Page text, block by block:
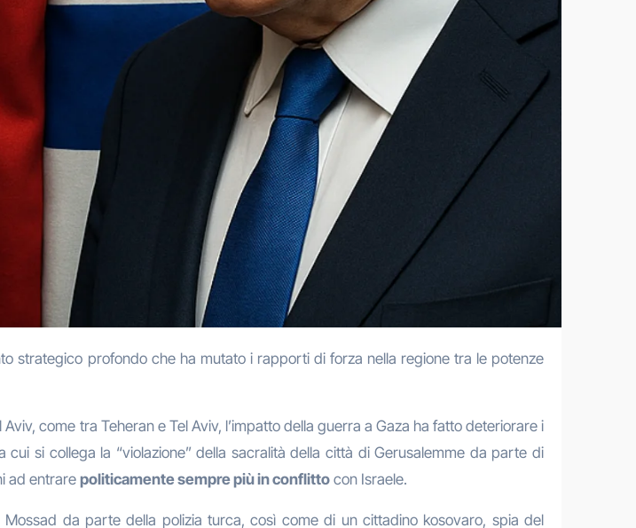
strategico profondo che ha mutato i rapporti di forza nella regione tra le potenze
come tra Teheran e Tel Aviv, l’impatto della guerra a Gaza ha fatto deteriorare i
si collega la “violazione” della sacralità della città di Gerusalemme da parte di
ad entrare politicamente sempre più in conflitto con Israele.
da parte della polizia turca, così come di un cittadino kosovaro, spia del